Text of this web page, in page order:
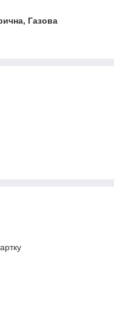
Газова